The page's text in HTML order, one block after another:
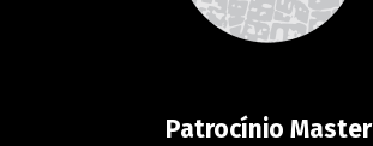
Patrocínio Master